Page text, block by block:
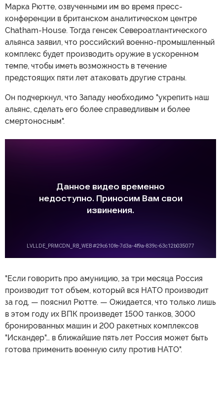
Марка Рютте, озвученными им во время пресс-
конференции в британском аналитическом центре
Chatham-House. Тогда генсек Североатлантического
альянса заявил, что российский военно-промышленный
комплекс будет производить оружие в ускоренном
темпе, чтобы иметь возможность в течение
предстоящих пяти лет атаковать другие страны.
Он подчеркнул, что Западу необходимо "укрепить наш
альянс, сделать его более справедливым и более
смертоносным".
"Если говорить про амуницию, за три месяца Россия
производит тот объем, который вся НАТО производит
за год, — пояснил Рютте. — Ожидается, что только лишь
в этом году их ВПК произведет 1500 танков, 3000
бронированных машин и 200 ракетных комплексов
"Искандер"… в ближайшие пять лет Россия может быть
готова применить военную силу против НАТО".